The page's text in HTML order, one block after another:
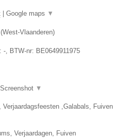
Google maps ▼
(West-Vlaanderen)
-, BTW-nr: BE0649911975
Screenshot ▼
,Galabals, Fuiven
Verjaardagen, Fuiven